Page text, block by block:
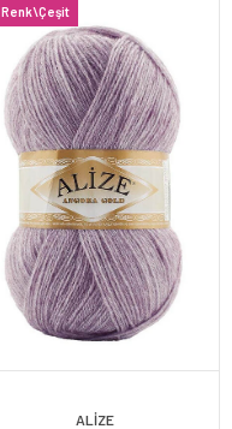
Renk\Çeşit
ALİZE